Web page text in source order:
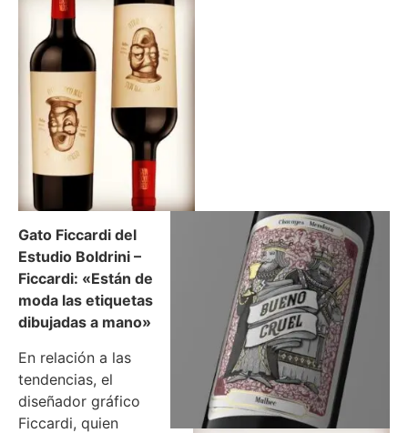
Gato Ficcardi del
Estudio Boldrini –
Ficcardi: «Están de
moda las etiquetas
dibujadas a mano»
En relación a las
tendencias, el
diseñador gráfico
Ficcardi, quien